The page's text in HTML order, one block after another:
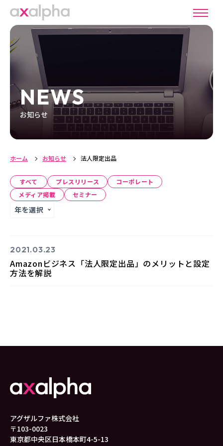
NEWS
お知らせ
ホーム お知らせ 法人限定出品
すべて プレスリリース
コーポレート
メディア掲載
セミナー
2021.03.23
Amazonビジネス「法人限定出品」のメリットと設定
方法を解説
アグザルファ株式会社
〒103-0023
東京都中央区日本橋本町4-5-13